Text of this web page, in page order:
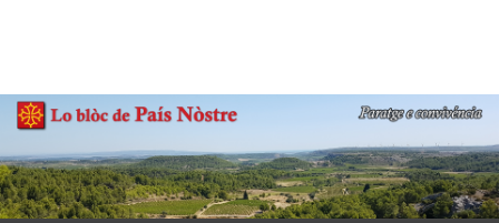
Paratge e Convivència